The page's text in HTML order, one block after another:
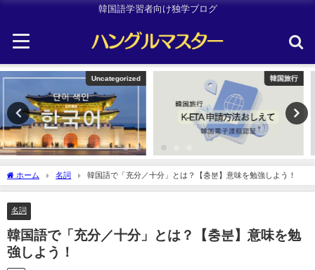
韓国語学習者向け独学ブログ
韓国旅行 Uncategorized
ホーム 名詞 韓国語で「充分／十分」とは？【충분】意味を勉強しよう！
名詞
韓国語で「充分／十分」とは？【충분】意味を勉
強しよう！